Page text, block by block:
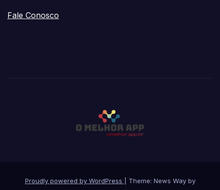
Fale Conosco
Proudly powered by WordPress
Theme: News Way by